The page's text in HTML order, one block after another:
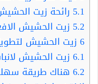
5.1 رائحة زيت
5.2 زيت الحشيش
6 زيت الحشيش
6.1 زيت الحشيش
6.2 هناك طريقة